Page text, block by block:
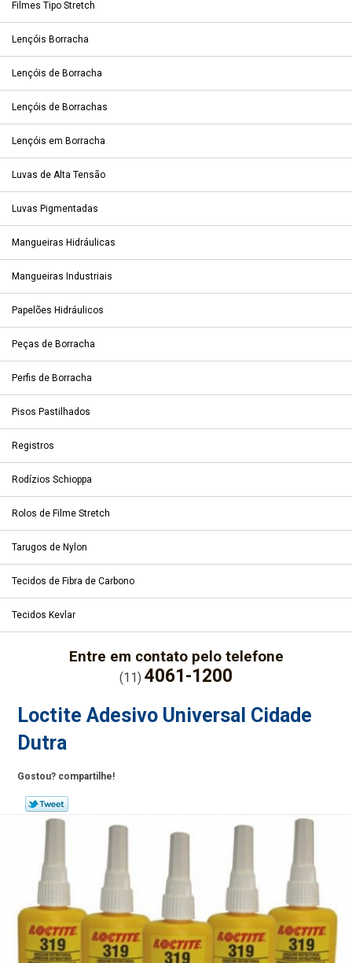
Filmes Tipo Stretch
Lençóis Borracha
Lençóis de Borracha
Lençóis de Borrachas
Lençóis em Borracha
Luvas de Alta Tensão
Luvas Pigmentadas
Mangueiras Hidráulicas
Mangueiras Industriais
Papelões Hidráulicos
Peças de Borracha
Perfis de Borracha
Pisos Pastilhados
Registros
Rodízios Schioppa
Rolos de Filme Stretch
Tarugos de Nylon
Tecidos de Fibra de Carbono
Tecidos Kevlar
Entre em contato pelo telefone
(11) 4061-1200
Loctite Adesivo Universal Cidade
Dutra
Gostou? compartilhe!